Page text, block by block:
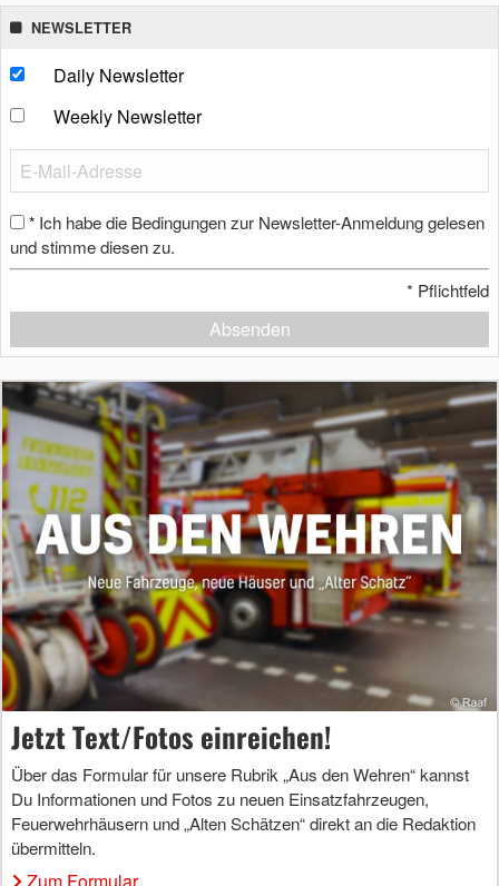
NEWSLETTER
Daily Newsletter
Weekly Newsletter
* Ich habe die Bedingungen zur Newsletter-Anmeldung gelesen
und stimme diesen zu.
* Pflichtfeld
Absenden
Jetzt Text/Fotos einreichen!
Über das Formular für unsere Rubrik „Aus den Wehren“ kannst
Du Informationen und Fotos zu neuen Einsatzfahrzeugen,
Feuerwehrhäusern und „Alten Schätzen“ direkt an die Redaktion
übermitteln.